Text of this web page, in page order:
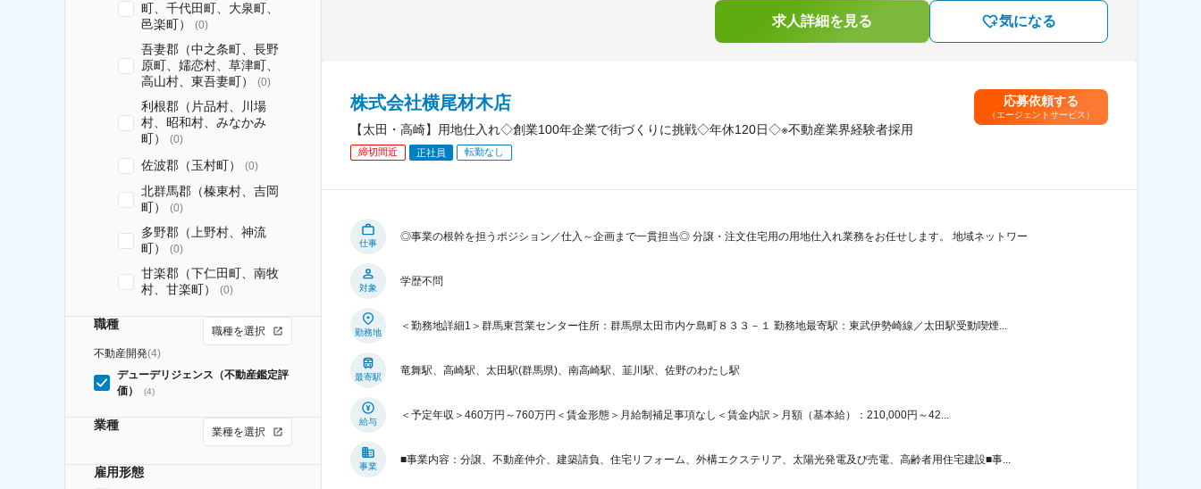
町、千代田町、大泉町、
邑楽町）
(0)
吾妻郡（中之条町、長野
原町、嬬恋村、草津町、
高山村、東吾妻町）
(0)
利根郡（片品村、川場
村、昭和村、みなかみ
町）
(0)
佐波郡（玉村町） (0)
北群馬郡（榛東村、吉岡
町）
(0)
多野郡（上野村、神流
町）
(0)
甘楽郡（下仁田町、南牧
村、甘楽町）
(0)
職種
職種を選択
不動産開発(4)
デューデリジェンス（不動産鑑定評
価）
(4)
業種 業種を選択
雇用形態
求人詳細を見る 気になる
株式会社横尾材木店
【太田・高崎】用地仕入れ◇創業100年企業で街づくりに挑戦◇年休120日◇※不動産業界経験者採用
締切間近 正社員 転勤なし
応募依頼する
（エージェントサービス）
仕事
◎事業の根幹を担うポジション／仕入～企画まで一貫担当◎ 分譲・注文住宅用の用地仕入れ業務をお任せします。 地域ネットワー
対象
学歴不問
勤務地
＜勤務地詳細1＞群馬東営業センター住所：群馬県太田市内ケ島町８３３－１ 勤務地最寄駅：東武伊勢崎線／太田駅受動喫煙...
最寄駅
竜舞駅、高崎駅、太田駅(群馬県)、南高崎駅、韮川駅、佐野のわたし駅
給与
＜予定年収＞460万円～760万円＜賃金形態＞月給制補足事項なし＜賃金内訳＞月額（基本給）：210,000円～42...
事業
■事業内容：分譲、不動産仲介、建築請負、住宅リフォーム、外構エクステリア、太陽光発電及び売電、高齢者用住宅建設■事...